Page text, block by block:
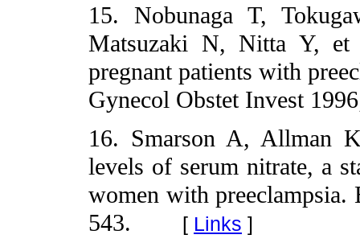
15. Nobunaga T,
Matsuzaki N, Nitta Y,
pregnant patients with
Gynecol Obstet Invest
16. Smarson A, Allman
levels of serum nitrate, a
women with preeclampsia.
543.
[ Links ]